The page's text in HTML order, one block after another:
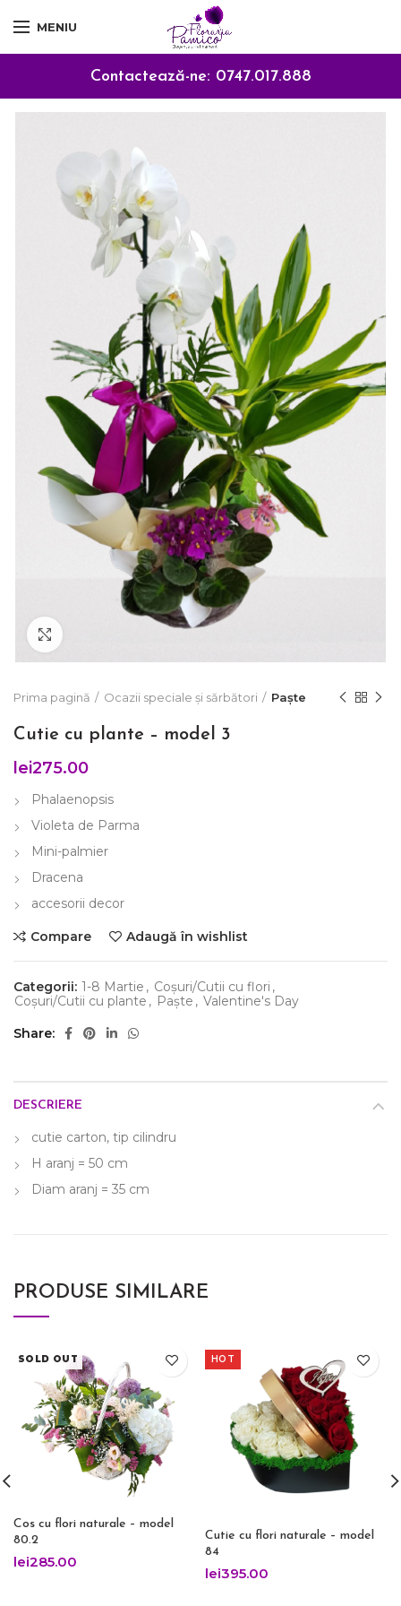
MENIU
Contactează-ne: 0747.017.888
Prima pagină Ocazii speciale și sărbători Paște
Cutie cu plante – model 3
lei275.00
Phalaenopsis
Violeta de Parma
Mini-palmier
Dracena
accesorii decor
Compare Adaugă în wishlist
Categorii: 1-8 Martie , Coșuri/Cutii cu flori ,
Coșuri/Cutii cu plante , Paște , Valentine's Day
Share
DESCRIERE
cutie carton, tip cilindru
H aranj = 50 cm
Diam aranj = 35 cm
PRODUSE SIMILARE
SOLD OUT
Cos cu flori naturale – model
80.2
lei285.00
HOT
Cutie cu flori naturale – model
84
lei395.00